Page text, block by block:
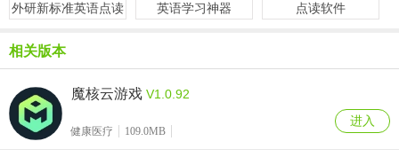
外研新标准英语点读 英语学习神器 点读软件
相关版本
魔核云游戏 V1.0.92
健康医疗 109.0MB
进入